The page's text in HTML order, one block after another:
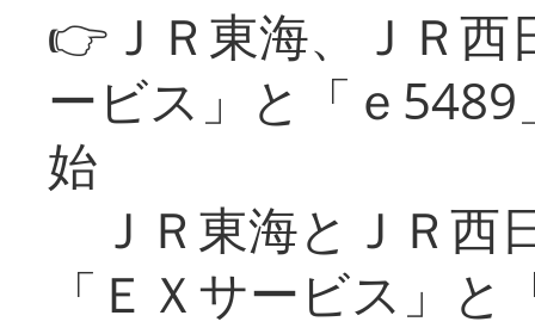
👉ＪＲ東海、ＪＲ
ービス」と「ｅ
始
ＪＲ東海とＪＲ西
「ＥＸサービス」